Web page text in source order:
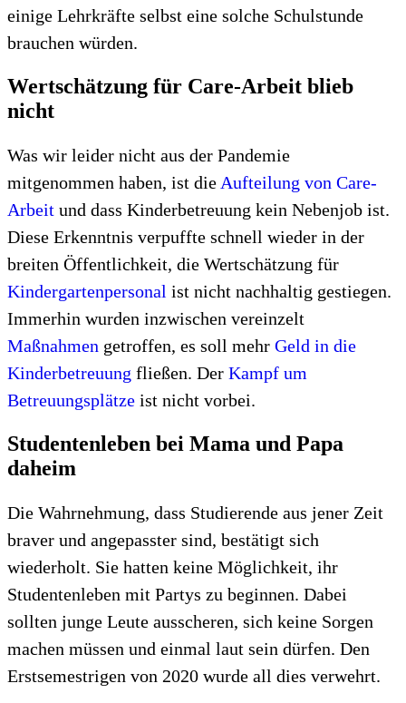
einige Lehrkräfte selbst eine solche Schulstunde
brauchen würden.
Wertschätzung für Care-Arbeit blieb
nicht
Was wir leider nicht aus der Pandemie
mitgenommen haben, ist die Aufteilung von Care-
Arbeit und dass Kinderbetreuung kein Nebenjob ist.
Diese Erkenntnis verpuffte schnell wieder in der
breiten Öffentlichkeit, die Wertschätzung für
Kindergartenpersonal ist nicht nachhaltig gestiegen.
Immerhin wurden inzwischen vereinzelt
Maßnahmen getroffen, es soll mehr Geld in die
Kinderbetreuung fließen. Der Kampf um
Betreuungsplätze ist nicht vorbei.
Studentenleben bei Mama und Papa
daheim
Die Wahrnehmung, dass Studierende aus jener Zeit
braver und angepasster sind, bestätigt sich
wiederholt. Sie hatten keine Möglichkeit, ihr
Studentenleben mit Partys zu beginnen. Dabei
sollten junge Leute ausscheren, sich keine Sorgen
machen müssen und einmal laut sein dürfen. Den
Erstsemestrigen von 2020 wurde all dies verwehrt.